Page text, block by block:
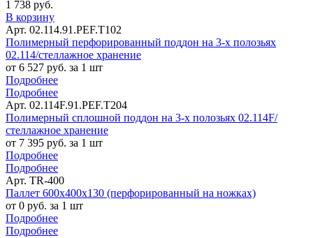
1 738 руб.
В корзину
Арт. 02.114.91.PEF.Т102
Полимерный перфорированный поддон на 3-х полозьях
02.114/стеллажное хранение
от 6 527 руб. за 1 шт
Подробнее
Подробнее
Арт. 02.114F.91.PEF.Т204
Полимерный сплошной поддон на 3-х полозьях 02.114F/
стеллажное хранение
от 7 395 руб. за 1 шт
Подробнее
Подробнее
Арт. TR-400
Паллет 600х400х130 (перфорированный на ножках)
от 0 руб. за 1 шт
Подробнее
Подробнее